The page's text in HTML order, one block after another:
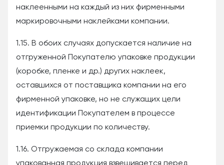
наклеенными на каждый из них фирменными
маркировочными наклейками компании.
1.15. В обоих случаях допускается наличие на
отгруженной Покупателю упаковке продукции
(коробке, пленке и др.) других наклеек,
оставшихся от поставщика компании на его
фирменной упаковке, но не служащих цели
идентификации Покупателем в процессе
приемки продукции по количеству.
1.16. Отгружаемая со склада компании